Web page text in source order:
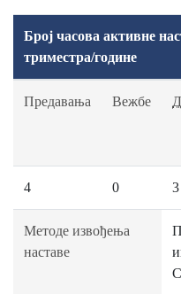
Број часова активне
триместра/године
Предавања Вежбе
4 0 3
Методе извођења
наставе